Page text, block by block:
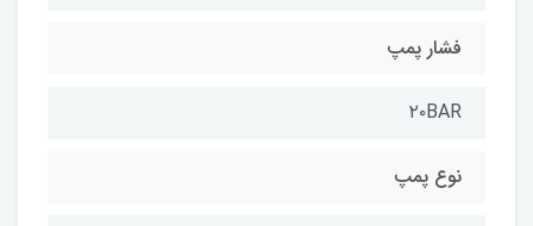
فشار پمپ
۲۰BAR
نوع پمپ